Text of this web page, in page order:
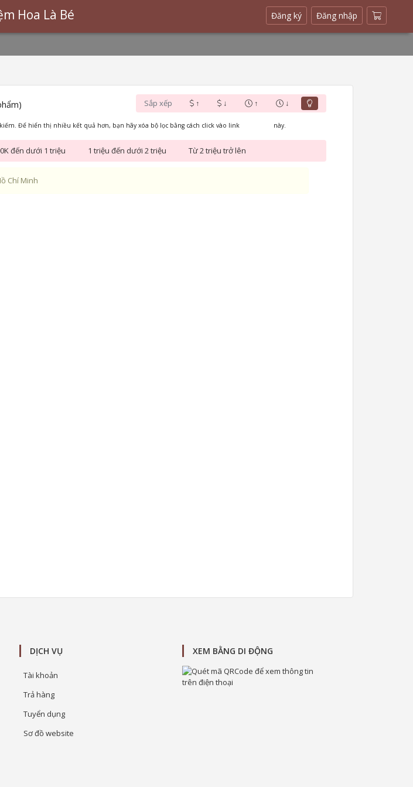
Hoa Là Bé Đăng ký(current)
Đăng nhập
Sắp xếp ↑ ↓ ↑ ↓
Để hiển thị nhiều kết quả hơn, bạn hãy xóa bộ lọc bằng cách click vào link này.
đến dưới 1 triệu 1 triệu đến dưới 2 triệu Từ 2 triệu trở lên
Chí Minh
DỊCH VỤ
Tài khoản
Trả hàng
Tuyển dụng
Sơ đồ website
XEM BẰNG DI ĐỘNG